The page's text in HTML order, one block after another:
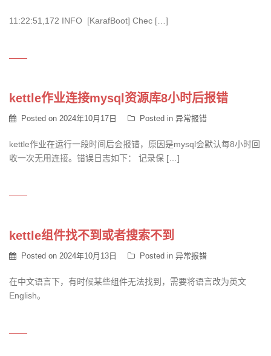
11:22:51,172 INFO [KarafBoot] Chec […]
kettle作业连接mysql资源库8小时后报错
Posted on 2024年10月17日 Posted in 异常报错
kettle作业在运行一段时间后会报错，原因是mysql会默认每8小时回
收一次无用连接。错误日志如下： 记录保 […]
kettle组件找不到或者搜索不到
Posted on 2024年10月13日 Posted in 异常报错
在中文语言下，有时候某些组件无法找到，需要将语言改为英文
English。